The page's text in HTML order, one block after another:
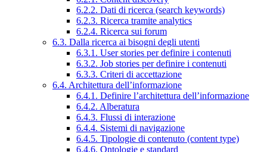
6.2.2. Dati di ricerca (search keywords)
6.2.3. Ricerca tramite analytics
6.2.4. Ricerca sui forum
6.3. Dalla ricerca ai bisogni degli utenti
6.3.1. User stories per definire i contenuti
6.3.2. Job stories per definire i contenuti
6.3.3. Criteri di accettazione
6.4. Architettura dell’informazione
6.4.1. Definire l’architettura dell’informazione
6.4.2. Alberatura
6.4.3. Flussi di interazione
6.4.4. Sistemi di navigazione
6.4.5. Tipologie di contenuto (content type)
6.4.6. Ontologie e standard